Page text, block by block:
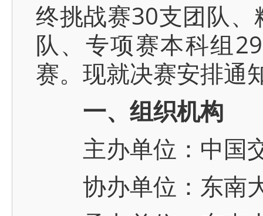
终挑战赛30支团队
队、专项赛本科组
赛。现就决赛安排通
一、组织机构
主办单位：中国
协办单位：东南